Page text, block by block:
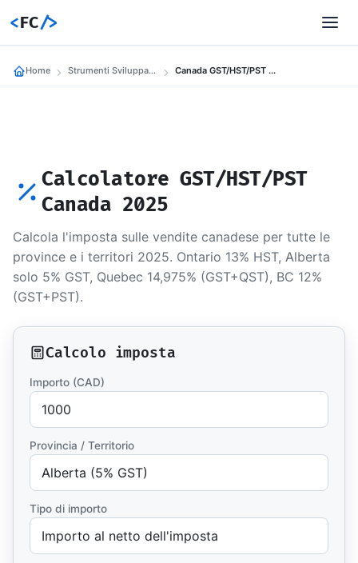
<FC/>
Home Strumenti Sviluppatori Canada GST/HST/PST Calculator 2025
Calcolatore GST/HST/PST
Canada 2025
Calcola l'imposta sulle vendite canadese per tutte le
province e i territori 2025. Ontario 13% HST, Alberta
solo 5% GST, Quebec 14,975% (GST+QST), BC 12%
(GST+PST).
Calcolo imposta
Importo (CAD)
Provincia / Territorio
Tipo di importo